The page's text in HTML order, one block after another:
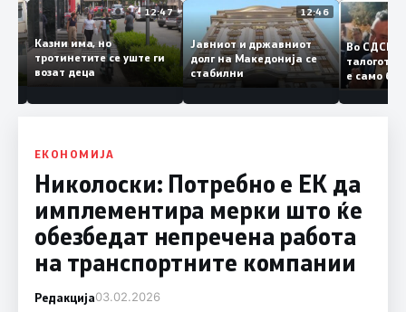
12:50
и
12:47
Казни има, но
тротинетите се уште ги
возат деца
12:46
Јавниот и државниот
долг на Македонија се
стабилни
Во
е само
копија
Заев
ЕКОНОМИЈА
Николоски: Потребно е ЕК да
имплементира мерки што ќе
обезбедат непречена работа
на транспортните компании
Редакција03.02.2026